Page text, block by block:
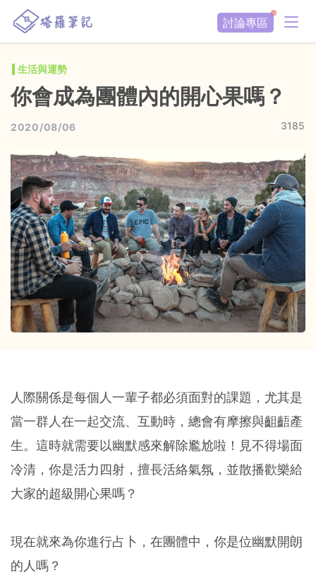
討論專區
生活與運勢
你會成為團體內的開心果嗎？
2020/08/06 3185
人際關係是每個人一輩子都必須面對的課題，尤其是
當一群人在一起交流、互動時，總會有摩擦與齟齬產
生。這時就需要以幽默感來解除尷尬啦！見不得場面
冷清，你是活力四射，擅長活絡氣氛，並散播歡樂給
大家的超級開心果嗎？
現在就來為你進行占卜，在團體中，你是位幽默開朗
的人嗎？